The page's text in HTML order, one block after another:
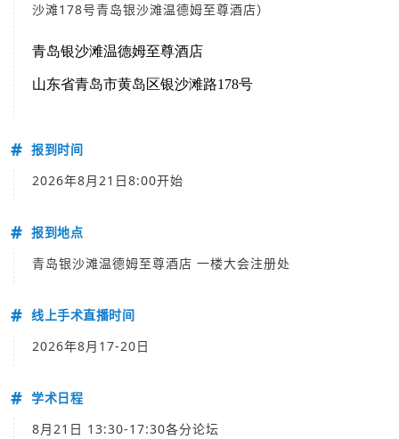
沙滩178号青岛银沙滩温德姆至尊酒店）
青岛银沙滩温德姆至尊酒店
山东省青岛市黄岛区银沙滩路178号
# 报到时间
2026年8月21日8:00开始
# 报到地点
青岛银沙滩温德姆至尊酒店 一楼大会注册处
# 线上手术直播时间
2026年8月17-20日
# 学术日程
8月21日 13:30-17:30各分论坛